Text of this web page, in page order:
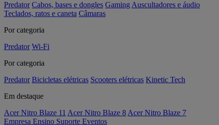
Predator Cabos, bases e dongles Gaming Auscultadores e áudio
Teclados, ratos e caneta Câmaras
Por categoria
Predator Wi-Fi
Por categoria
Predator Bicicletas elétricas Scooters elétricas Kinetic Tech
Em destaque
Acer Nitro Blaze 11 Acer Nitro Blaze 8 Acer Nitro Blaze 7
Empresa Ensino Suporte Eventos